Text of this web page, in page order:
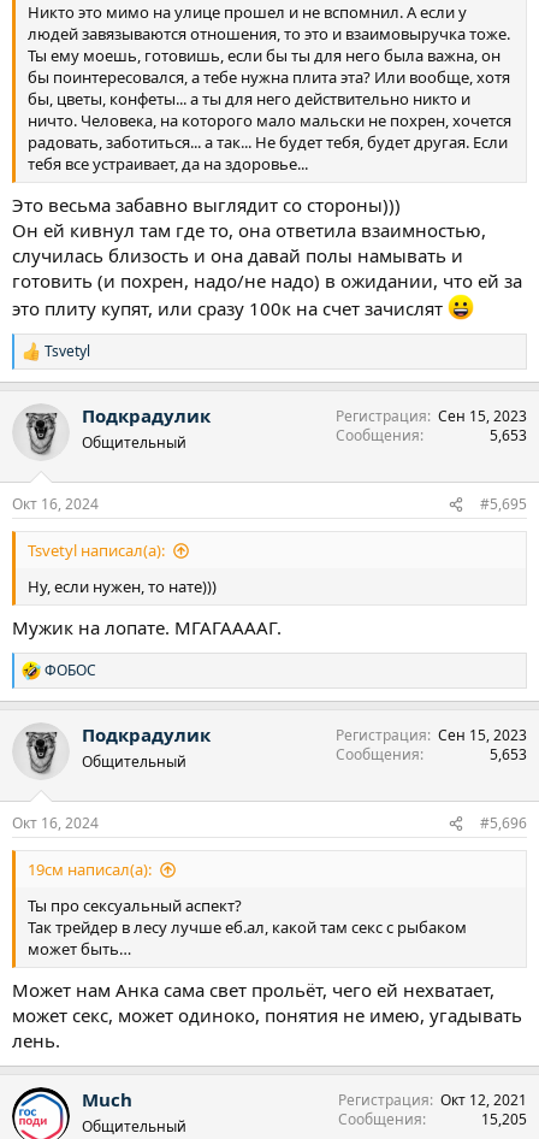
Никто это мимо на улице прошел и не вспомнил. А если у
людей завязываются отношения, то это и взаимовыручка тоже.
Ты ему моешь, готовишь, если бы ты для него была важна, он
бы поинтересовался, а тебе нужна плита эта? Или вообще, хотя
бы, цветы, конфеты... а ты для него действительно никто и
ничто. Человека, на которого мало мальски не похрен, хочется
радовать, заботиться... а так... Не будет тебя, будет другая. Если
тебя все устраивает, да на здоровье...
Это весьма забавно выглядит со стороны)))
Он ей кивнул там где то, она ответила взаимностью,
случилась близость и она давай полы намывать и
готовить (и похрен, надо/не надо) в ожидании, что ей за
это плиту купят, или сразу 100к на счет зачислят
Р
е
к
ц
Tsvetyl
Подкрадулик
Общительный
Регистрация Сен 15, 2023
Сообщения
5,653
Окт 16, 2024 #5,695
Tsvetyl написал(а):
Ну, если нужен, то нате)))
Мужик на лопате. МГАГААААГ.
Р
е
к
ц
ФОБОС
Подкрадулик
Общительный
Регистрация Сен 15, 2023
Сообщения
5,653
Окт 16, 2024 #5,696
19см написал(а):
Ты про сексуальный аспект?
Так трейдер в лесу лучше еб.ал, какой там секс с рыбаком
может быть…
Может нам Анка сама свет прольёт, чего ей нехватает,
может секс, может одиноко, понятия не имею, угадывать
лень.
Much
Общительный
Регистрация Окт 12, 2021
Сообщения
15,205